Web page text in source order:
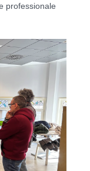
professionale